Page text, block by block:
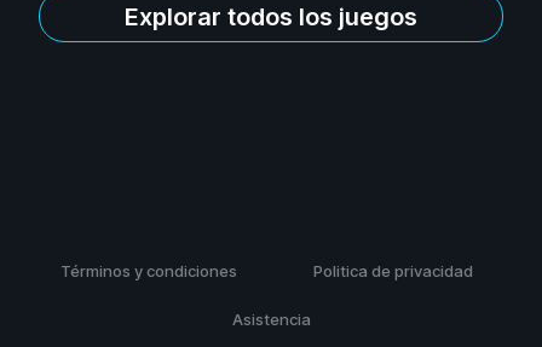
Explorar todos los juegos
Términos y condiciones Politica de privacidad
Asistencia